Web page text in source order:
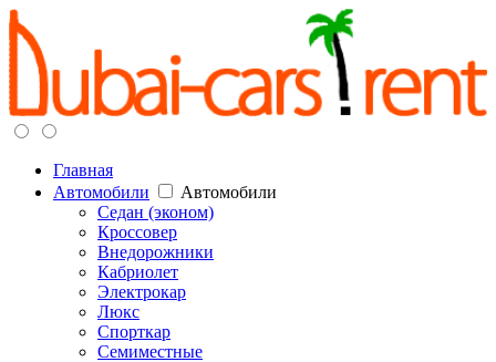
Главная
Автомобили
Автомобили
Седан (эконом)
Кроссовер
Внедорожники
Кабриолет
Электрокар
Люкс
Спорткар
Семиместные